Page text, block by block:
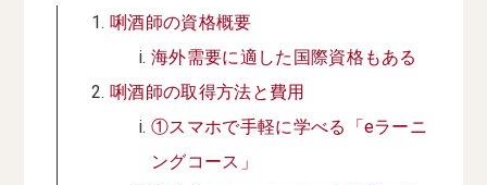
唎酒師の資格概要
海外需要に適した国際資格もある
唎酒師の取得方法と費用
①スマホで手軽に学べる「eラーニ
ングコース」